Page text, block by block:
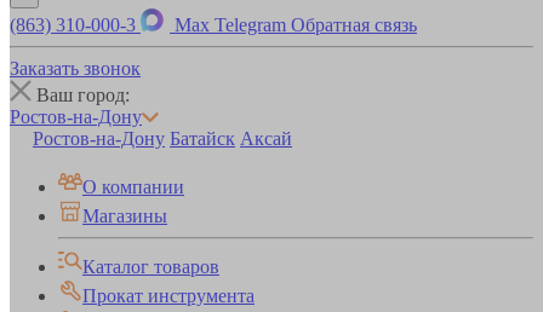
(863) 310-000-3 Max Telegram Обратная связь
Заказать звонок
Ваш город:
Ростов-на-Дону
Ростов-на-Дону Батайск Аксай
О компании
Магазины
Каталог товаров
Прокат инструмента